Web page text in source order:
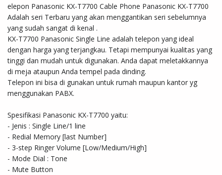
elepon Panasonic KX-T7700 Cable Phone Panasonic KX-T7700
Adalah seri Terbaru yang akan menggantikan seri sebelumnya
yang sudah sangat di kenal .
KX-T7700 Panasonic Single Line adalah telepon yang ideal
dengan harga yang terjangkau. Tetapi mempunyai kualitas yang
tinggi dan mudah untuk digunakan. Anda dapat meletakkannya
di meja ataupun Anda tempel pada dinding.
Telepon ini bisa di gunakan untuk rumah maupun kantor yg
menggunakan PABX.
Spesifikasi Panasonic KX-T7700 yaitu:
- Jenis : Single Line/1 line
- Redial Memory [last Number]
- 3-step Ringer Volume [Low/Medium/High]
- Mode Dial : Tone
- Mute Button